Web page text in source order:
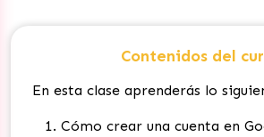
Contenidos del
En esta clase aprenderás lo
Cómo crear una cuenta en